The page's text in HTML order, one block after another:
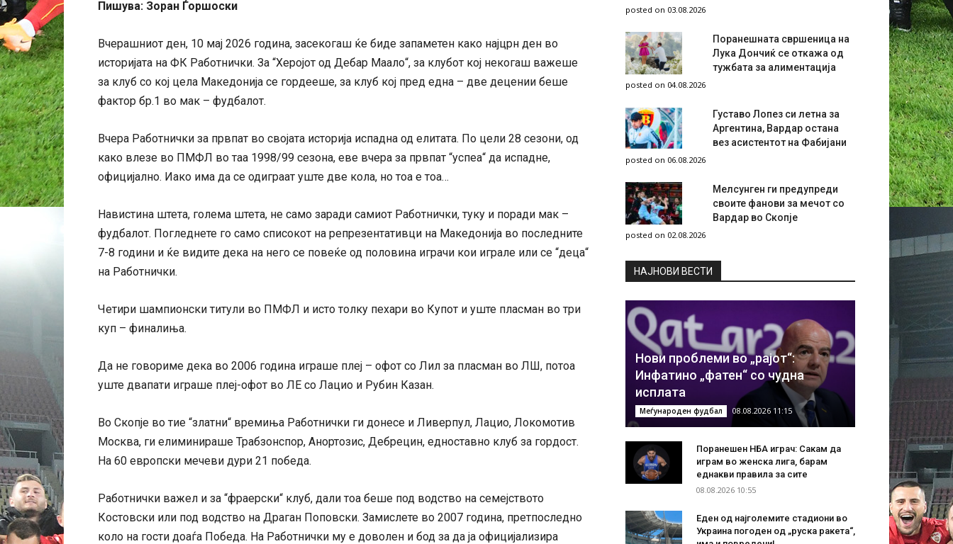
Пишува: Зоран Ѓоршоски
Вчерашниот ден, 10 мај 2026 година, засекогаш ќе биде запаметен како најцрн ден во
историјата на ФК Работнички. За “Херојот од Дебар Маало“, за клубот кој некогаш важеше
за клуб со кој цела Македонија се гордееше, за клуб кој пред една – две децении беше
фактор бр.1 во мак – фудбалот.
Вчера Работнички за првпат во својата историја испадна од елитата. По цели 28 сезони, од
како влезе во ПМФЛ во таа 1998/99 сезона, еве вчера за првпат “успеа“ да испадне,
официјално. Иако има да се одиграат уште две кола, но тоа е тоа…
Навистина штета, голема штета, не само заради самиот Работнички, туку и поради мак –
фудбалот. Погледнете го само списокот на репрезентативци на Македонија во последните
7-8 години и ќе видите дека на него се повеќе од половина играчи кои играле или се “деца“
на Работнички.
Четири шампионски титули во ПМФЛ и исто толку пехари во Купот и уште пласман во три
куп – финалиња.
Да не говориме дека во 2006 година играше плеј – офот со Лил за пласман во ЛШ, потоа
уште двапати играше плеј-офот во ЛЕ со Лацио и Рубин Казан.
Во Скопје во тие “златни“ времиња Работнички ги донесе и Ливерпул, Лацио, Локомотив
Москва, ги елиминираше Трабзонспор, Анортозис, Дебрецин, едноставно клуб за гордост.
На 60 европски мечеви дури 21 победа.
Работнички важел и за “фраерски“ клуб, дали тоа беше под водство на семејството
Костовски или под водство на Драган Поповски. Замислете во 2007 година, претпоследно
коло на гости доаѓа Победа. На Работнички му е доволен и бод за да ја официјализира
posted on 03.08.2026
Поранешната свршеница на
Лука Дончиќ се откажа од
тужбата за алиментација
posted on 04.08.2026
Густаво Лопез си летна за
Аргентина, Вардар остана
вез асистентот на Фабијани
posted on 06.08.2026
Мелсунген ги предупреди
своите фанови за мечот со
Вардар во Скопје
posted on 02.08.2026
НAЈНОВИ ВЕСТИ
Нови проблеми во „рајот“:
Инфатино „фатен“ со чудна
исплата
Меѓународен фудбал 08.08.2026 11:15
Поранешен НБА играч: Сакам да
играм во женска лига, барам
еднакви правила за сите
08.08.2026 10:55
Еден од најголемите стадиони во
Украина погоден од „руска ракета“,